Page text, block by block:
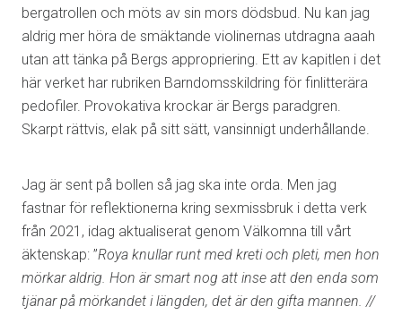
bergatrollen och möts av sin mors dödsbud. Nu kan jag
aldrig mer höra de smäktande violinernas utdragna aaah
utan att tänka på Bergs appropriering. Ett av kapitlen i det
här verket har rubriken Barndomsskildring för finlitterära
pedofiler. Provokativa krockar är Bergs paradgren.
Skarpt rättvis, elak på sitt sätt, vansinnigt underhållande.
Jag är sent på bollen så jag ska inte orda. Men jag
fastnar för reflektionerna kring sexmissbruk i detta verk
från 2021, idag aktualiserat genom Välkomna till vårt
äktenskap: ”Roya knullar runt med kreti och pleti, men hon
mörkar aldrig. Hon är smart nog att inse att den enda som
tjänar på mörkandet i längden, det är den gifta mannen. //